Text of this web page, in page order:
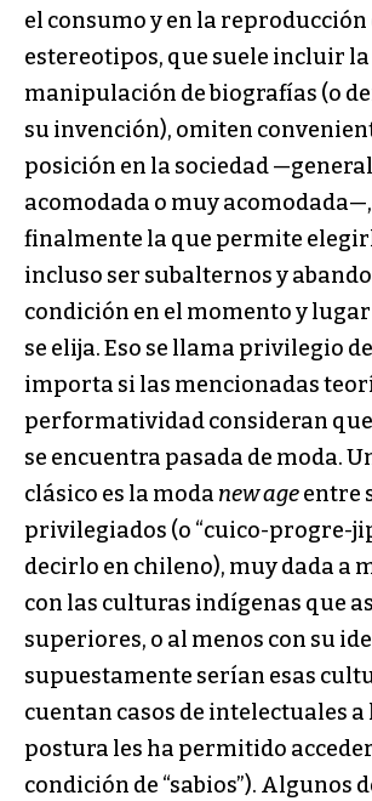
el consumo y en la reproducción
estereotipos, que suele incluir la
manipulación de biografías (o
su invención), omiten
posición en la sociedad
acomodada o muy acomodada—,
finalmente la que permite
incluso ser subalternos y
condición en el momento y
se elija. Eso se llama privilegio
importa si las mencionadas
performatividad consideran
se encuentra pasada de moda.
clásico es la moda new ageentre
privilegiados (o “cuico-progre-
decirlo en chileno), muy dada a
con las culturas indígenas que
superiores, o al menos con su
supuestamente serían esas
cuentan casos de intelectuales a
postura les ha permitido
condición de “sabios”). Algunos